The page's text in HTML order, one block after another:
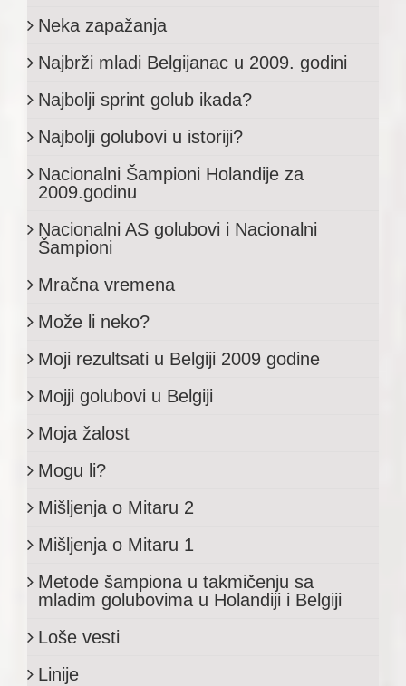
Neka zapažanja
Najbrži mladi Belgijanac u 2009. godini
Najbolji sprint golub ikada?
Najbolji golubovi u istoriji?
Nacionalni Šampioni Holandije za
2009.godinu
Nacionalni AS golubovi i Nacionalni
Šampioni
Mračna vremena
Može li neko?
Moji rezultsati u Belgiji 2009 godine
Mojji golubovi u Belgiji
Moja žalost
Mogu li?
Mišljenja o Mitaru 2
Mišljenja o Mitaru 1
Metode šampiona u takmičenju sa
mladim golubovima u Holandiji i Belgiji
Loše vesti
Linije